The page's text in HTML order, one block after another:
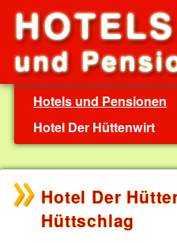
Hotels und Pensionen
Hotel Der Hüttenwirt
Hotel Der
Hüttschlag